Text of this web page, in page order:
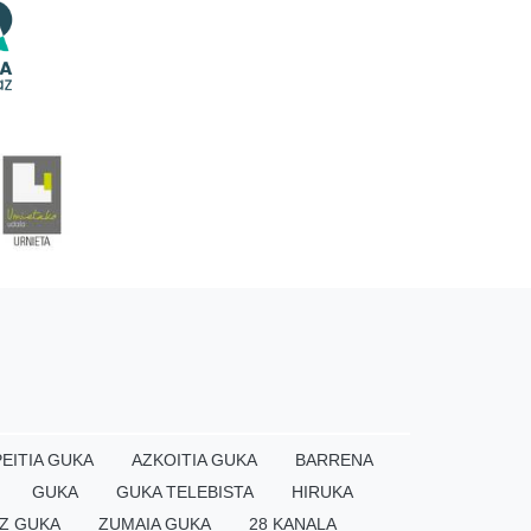
GUKA AZKOITIA GUKA
BARRENA
GUKA
GUKA TELEBISTA
HIRUKA
GUKA
ZUMAIA GUKA 28 KANALA